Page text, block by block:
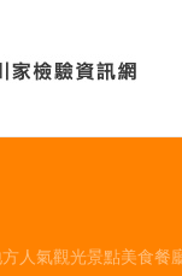
人氣觀光景點美食餐